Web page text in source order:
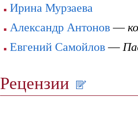
Ирина Мурзаева
Александр Антонов—
Евгений Самойлов—
Рецензии